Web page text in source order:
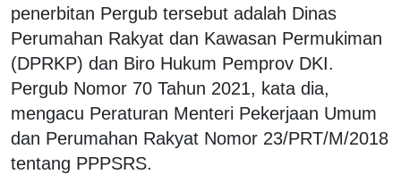
penerbitan Pergub tersebut adalah Dinas
Perumahan Rakyat dan Kawasan Permukiman
(DPRKP) dan Biro Hukum Pemprov DKI.
Pergub Nomor 70 Tahun 2021, kata dia,
mengacu Peraturan Menteri Pekerjaan Umum
dan Perumahan Rakyat Nomor 23/PRT/M/2018
tentang PPPSRS.